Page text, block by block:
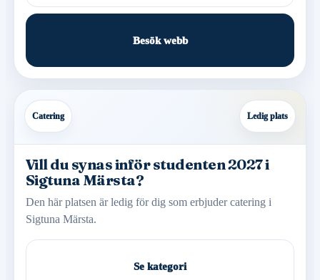
Besök webb
Catering Ledig plats
Vill du synas inför studenten 2027 i
Sigtuna Märsta?
Den här platsen är ledig för dig som erbjuder catering i
Sigtuna Märsta.
Se kategori